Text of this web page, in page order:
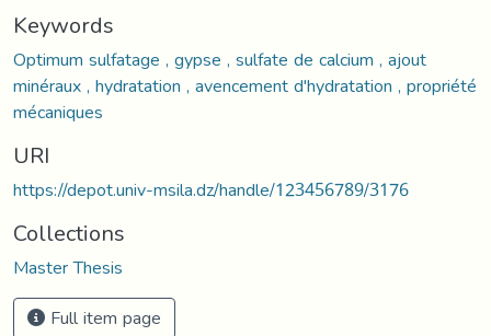
Keywords
Optimum sulfatage , gypse , sulfate de calcium , ajout
minéraux , hydratation , avencement d'hydratation , propriété
mécaniques
URI
https://depot.univ-msila.dz/handle/123456789/3176
Collections
Master Thesis
Full item page